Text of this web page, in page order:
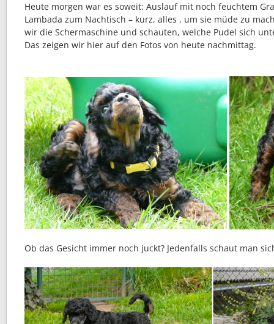
Heute morgen war es soweit: Auslauf mit noch feuchtem
Lambada zum Nachtisch – kurz, alles , um sie müde zu
wir die Schermaschine und schauten, welche Pudel sich
Das zeigen wir hier auf den Fotos von heute nachmittag.
Ob das Gesicht immer noch juckt? Jedenfalls schaut man